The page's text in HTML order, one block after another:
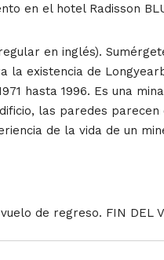
en el hotel Radisson
en inglés).
existencia de
hasta 1996. Es una
las paredes
de la vida de un
de regreso. FIN DEL